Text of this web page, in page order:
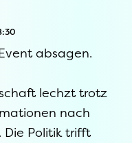
absagen.
lechzt trotz
nach
Die Politik trifft